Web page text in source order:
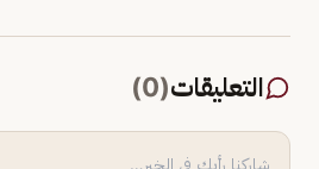
التعليقات(
0
)